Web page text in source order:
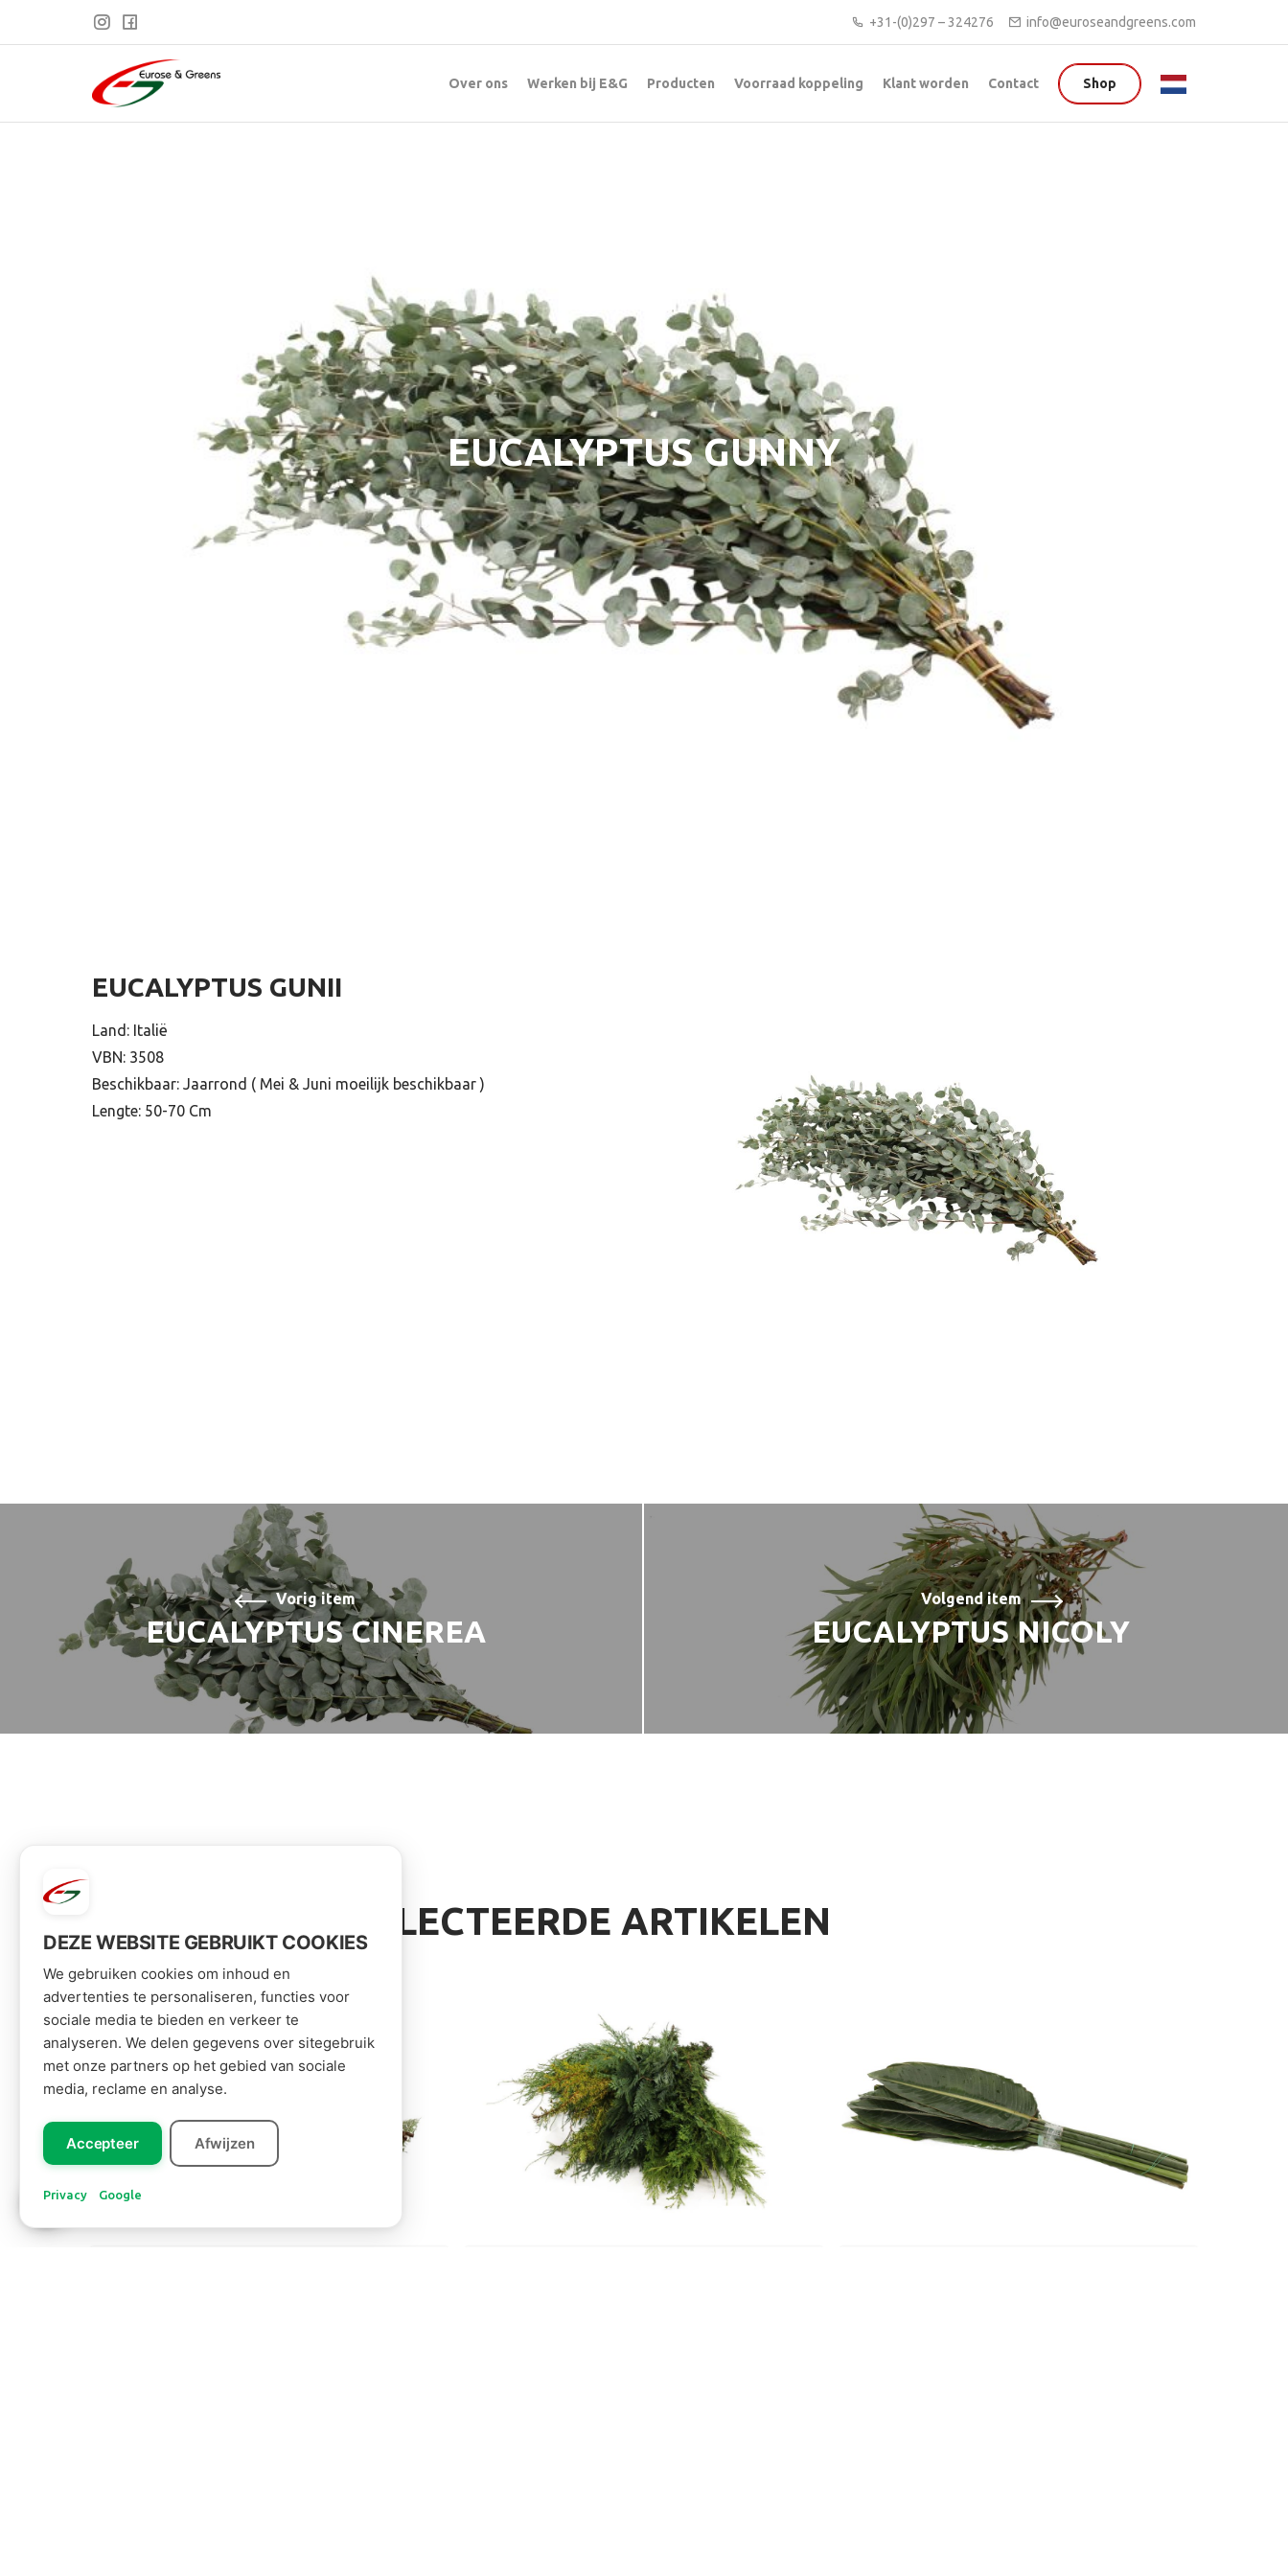
+31-(0)297 – 324276 info@euroseandgreens.com
Over ons Werken bij E&G Producten Voorraad koppeling Klant worden Contact Shop
EUCALYPTUS GUNNY
EUCALYPTUS GUNII
Land: Italië
VBN: 3508
Beschikbaar: Jaarrond ( Mei & Juni moeilijk beschikbaar )
Lengte: 50-70 Cm
Vorig item
EUCALYPTUS CINEREA
Volgend item
EUCALYPTUS NICOLY
VOOR JOU GESELECTEERDE ARTIKELEN
DEZE WEBSITE GEBRUIKT COOKIES
We gebruiken cookies om inhoud en
advertenties te personaliseren, functies voor
sociale media te bieden en verkeer te
analyseren. We delen gegevens over sitegebruik
met onze partners op het gebied van sociale
media, reclame en analyse.
Accepteer Afwijzen
Privacy Google